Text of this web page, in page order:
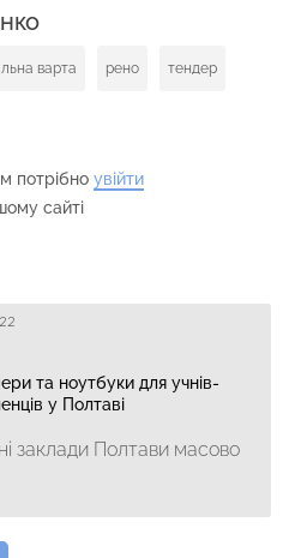
варта рено тендер
потрібно увійти
сайті
та ноутбуки для учнів-
у Полтаві
заклади Полтави масово